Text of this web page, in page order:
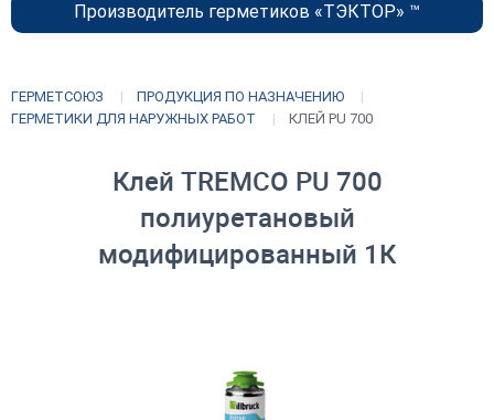
Производитель герметиков «ТЭКТОР» ™
ГЕРМЕТСОЮЗ
ПРОДУКЦИЯ ПО НАЗНАЧЕНИЮ
ГЕРМЕТИКИ ДЛЯ НАРУЖНЫХ РАБОТ
КЛЕЙ PU 700
Клей TREMCO PU 700
полиуретановый
модифицированный 1К